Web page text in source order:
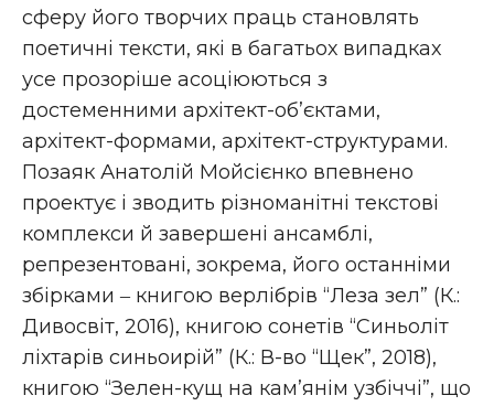
сферу його творчих праць становлять
поетичні тексти, які в багатьох випадках
усе прозоріше асоціюються з
достеменними архітект-об’єктами,
архітект-формами, архітект-структурами.
Позаяк Анатолій Мойсієнко впевнено
проектує і зводить різноманітні текстові
комплекси й завершені ансамблі,
репрезентовані, зокрема, його останніми
збірками ‒ книгою верлібрів “Леза зел” (К.:
Дивосвіт, 2016), книгою сонетів “Синьоліт
ліхтарів синьоирій” (К.: В-во “Щек”, 2018),
книгою “Зелен-кущ на кам’янім узбіччі”, що